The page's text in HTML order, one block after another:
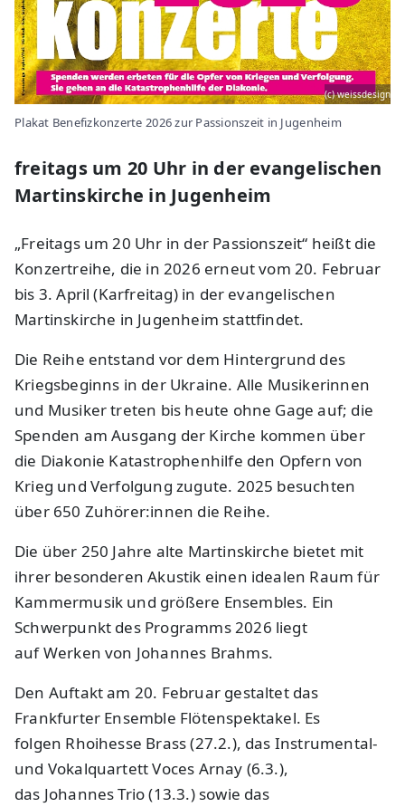
(c) weissdesign
Plakat Benefizkonzerte 2026 zur Passionszeit in Jugenheim
freitags um 20 Uhr in der evangelischen
Martinskirche in Jugenheim
„Freitags um 20 Uhr in der Passionszeit“ heißt die
Konzertreihe, die in 2026 erneut vom 20. Februar
bis 3. April (Karfreitag) in der evangelischen
Martinskirche in Jugenheim stattfindet.
Die Reihe entstand vor dem Hintergrund des
Kriegsbeginns in der Ukraine. Alle Musikerinnen
und Musiker treten bis heute ohne Gage auf; die
Spenden am Ausgang der Kirche kommen über
die Diakonie Katastrophenhilfe den Opfern von
Krieg und Verfolgung zugute. 2025 besuchten
über 650 Zuhörer:innen die Reihe.
Die über 250 Jahre alte Martinskirche bietet mit
ihrer besonderen Akustik einen idealen Raum für
Kammermusik und größere Ensembles. Ein
Schwerpunkt des Programms 2026 liegt
auf Werken von Johannes Brahms.
Den Auftakt am 20. Februar gestaltet das
Frankfurter Ensemble Flötenspektakel. Es
folgen Rhoihesse Brass (27.2.), das Instrumental-
und Vokalquartett Voces Arnay (6.3.),
das Johannes Trio (13.3.) sowie das